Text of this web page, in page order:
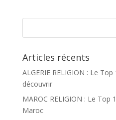
Articles récents
ALGERIE RELIGION : Le
découvrir
MAROC RELIGION : Le Top
Maroc